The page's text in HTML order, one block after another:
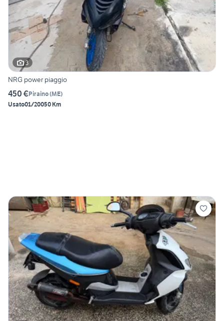
3
NRG power piaggio
450 €Piraino(ME)
Usato01/20050 Km